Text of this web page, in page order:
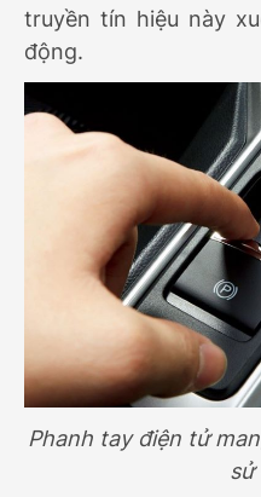
truyền tín hiệu này
động.
Phanh tay điện tử
sử